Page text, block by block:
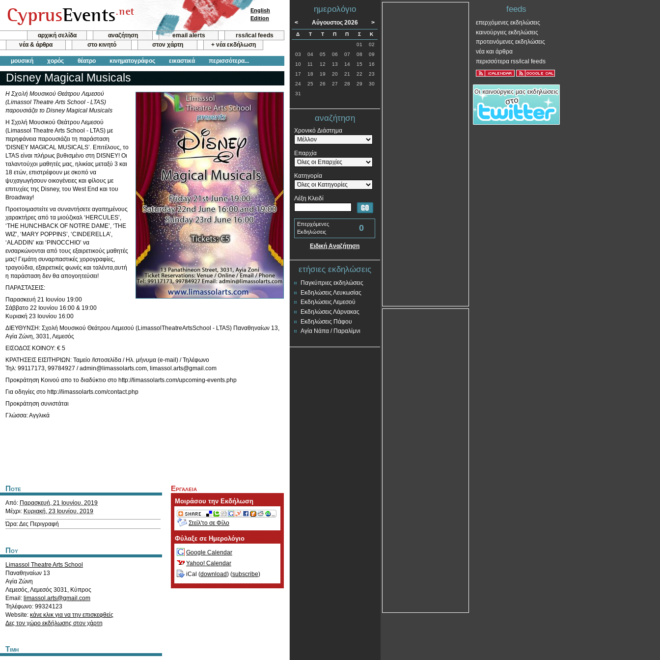
αρχική σελίδα αναζήτηση email alerts
rss/ical feeds
νέα & άρθρα
στο κινητό στον χάρτη + νέα εκδήλωση
μουσική χορός θέατρο κινηματογράφος εικαστικά περισσότερα...
English
Edition
Disney Magical Musicals
Η Σχολή Μουσικού Θεάτρου Λεμεσού
(Limassol Theatre Arts School - LTAS)
παρουσιάζει το Disney Magical Musicals
Η Σχολή Μουσικού Θεάτρου Λεμεσού
(Limassol Theatre Arts School - LTAS) με
περηφάνεια παρουσιάζει τη παράσταση
'DISNEY MAGICAL MUSICALS’. Επιτέλους, το
LTAS είναι πλήρως βυθισμένο στη DISNEY! Οι
ταλαντούχοι μαθητές μας, ηλικίας μεταξύ 3 και
18 ετών, επιστρέφουν με σκοπό να
ψυχαγωγήσουν οικογένειες και φίλους με
επιτυχίες της Disney, του West End και του
Broadway!
Προετοιμαστείτε να συναντήσετε αγαπημένους
χαρακτήρες από τα μιούζικαλ ‘HERCULES’,
‘THE HUNCHBACK OF NOTRE DAME’, ‘THE
WIZ’, ‘MARY POPPINS’, ‘CINDERELLA’,
‘ALADDIN’ και ‘PINOCCHIO’ να
ενσαρκώνονται από τους εξαιρετικούς μαθητές
μας! Γεμάτη συναρπαστικές χορογραφίες,
τραγούδια, εξαιρετικές φωνές και ταλέντα,αυτή
η παράσταση δεν θα απογοητεύσει!
ΠΑΡΑΣΤΑΣΕΙΣ:
Παρασκευή 21 Ιουνίου 19:00
Σάββατο 22 Ιουνίου 16:00 & 19:00
Κυριακή 23 Ιουνίου 16:00
ΔΙΕΥΘΥΝΣΗ: Σχολή Μουσικού Θεάτρου Λεμεσού (LimassolTheatreArtsSchool - LTAS) Παναθηναίων 13,
Αγία Ζώνη, 3031, Λεμεσός
ΕΙΣΟΔΟΣ ΚΟΙΝΟΥ: € 5
ΚΡΑΤΗΣΕΙΣ ΕΙΣΙΤΗΡΙΩΝ: Ταμείο /Ιστοσελίδα / Ηλ. μήνυμα (e-mail) / Τηλέφωνο
Τηλ: 99117173, 99784927 /admin@limassolarts.com, limassol.arts@gmail.com
Προκράτηση Κοινού απο το διαδύκτιο στο http://limassolarts.com/upcoming-events.php
Για οδηγίες στο http://limassolarts.com/contact.php
Προκράτηση συνιστάται
Γλώσσα: Αγγλικά
Ποτε
Από: Παρασκευή, 21 Ιουνίου, 2019
Μέχρι: Κυριακή, 23 Ιουνίου, 2019
Ώρα: Δες Περιγραφή
Που
Limassol Theatre Arts School
Παναθηναίων 13
Αγία Ζώνη
Λεμεσός,Λεμεσός 3031, Κύπρος
Email: limassol.arts@gmail.com
Τηλέφωνο: 99324123
Website: κάνε κλικ για να την επισκεφθείς
Δες τον χώρο εκδήλωσης στον χάρτη
Τιμη
Εργαλεια
Μοιράσου την Εκδήλωση
Στείλ'το σε Φίλο
Φύλαξε σε Ημερολόγιο
Google Calendar
Yahoo! Calendar
iCal (download) (subscribe)
ημερολόγιο
< Αύγουστος 2026 >
Δ Τ Τ Π Π Σ
Κ
01
02
03
04 05 06 07 08
09
10
11 12 13 14 15
16
17
18 19 20 21 22
23
24
25 26 27 28 29
30
31
αναζήτηση
Χρονικό Διάστημα
Επαρχία
Κατηγορία
Λέξη Κλειδί
Επερχόμενες
Εκδηλώσεις
0
Ειδική Αναζήτηση
ετήσιες εκδηλώσεις
Παγκύπριες εκδηλώσεις
Εκδηλώσεις Λευκωσίας
Εκδηλώσεις Λεμεσού
Εκδηλώσεις Λάρνακας
Εκδηλώσεις Πάφου
Αγία Νάπα / Παραλίμνι
feeds
επερχόμενες εκδηλώσεις
καινούργιες εκδηλώσεις
προτεινόμενες εκδηλώσεις
νέα και άρθρα
περισσότερα rss/ical feeds